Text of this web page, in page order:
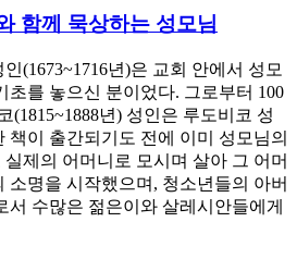
함께 묵상하는 성모님
(1673~1716년)은 교회 안에서 성모
초를 놓으신 분이었다. 그로부터 100
(1815~1888년) 성인은 루도비코 성
책이 출간되기도 전에 이미 성모님의
제의 어머니로 모시며 살아 그 어머
소명을 시작했으며, 청소년들의 아버
서 수많은 젊은이와 살레시안들에게